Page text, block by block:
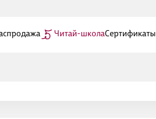
Читай-школаСертификаты